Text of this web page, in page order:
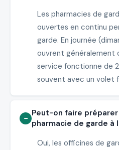
Les pharmacies de
ouvertes en continu
garde. En journée
ouvrent généralement
service fonctionne de
souvent avec un volet
Peut-on faire
pharmacie de garde à
Oui, les officines de